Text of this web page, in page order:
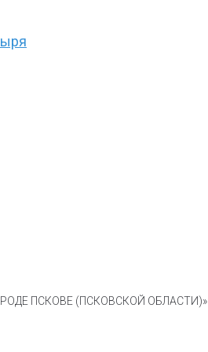
ПСКОВЕ (ПСКОВСКОЙ ОБЛАСТИ)»